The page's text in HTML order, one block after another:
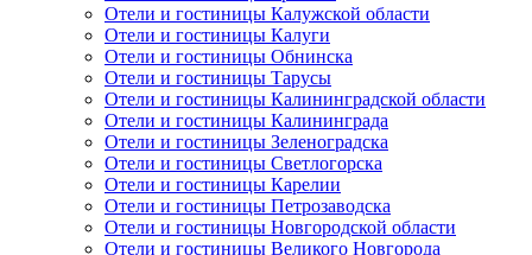
Отели и гостиницы Калужской области
Отели и гостиницы Калуги
Отели и гостиницы Обнинска
Отели и гостиницы Тарусы
Отели и гостиницы Калининградской области
Отели и гостиницы Калининграда
Отели и гостиницы Зеленоградска
Отели и гостиницы Светлогорска
Отели и гостиницы Карелии
Отели и гостиницы Петрозаводска
Отели и гостиницы Новгородской области
Отели и гостиницы Великого Новгорода